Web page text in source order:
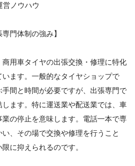
営ノウハウ
門体制の強み】
商用車タイヤの出張交換・修理に特化
います。一般的なタイヤショップで
間と時間が必要ですが、出張専門で
ます。特に運送業や配送業では、車
の停止を意味します。電話一本で専
、その場で交換や修理を行うこと
に抑えられるのです。